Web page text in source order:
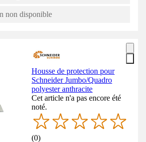
non disponible
Housse de protection pour
Schneider Jumbo/Quadro
polyester anthracite
Cet article n'a pas encore été
noté.
(0)